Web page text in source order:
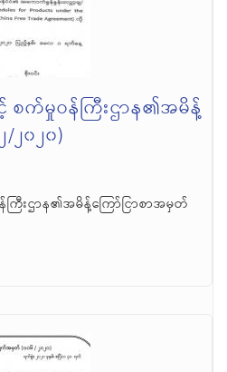
စက်မှုဝန်ကြီးဌာန၏အမိန့်
၂၀၂၀)
ကြီးဌာန၏အမိန့်ကြော်ငြာစာအမှတ်